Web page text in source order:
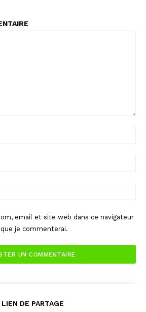
email et site web dans ce navigateur
je commenterai.
LIEN DE PARTAGE